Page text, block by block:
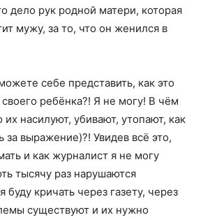
дело рук родной матери, которая
мужу, за то, что он женился в
себе представить, как это
ребёнка?! Я не могу! В чём
их насилуют, убивают, утопают, как
за выражение)?! Увидев всё это,
и как журналист я не могу
тысячу раз нарушаются
кричать через газету, через
существуют и их нужно